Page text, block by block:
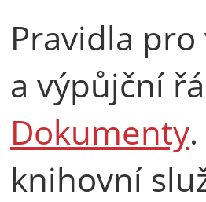
Pravidla
a výpůjční
Dokumenty
knihovní